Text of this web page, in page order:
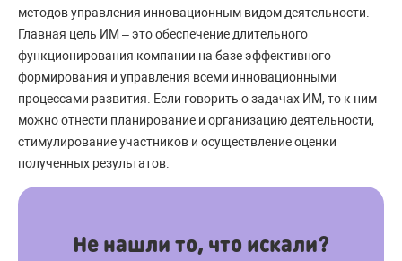
методов управления инновационным видом деятельности.
Главная цель ИМ – это обеспечение длительного
функционирования компании на базе эффективного
формирования и управления всеми инновационными
процессами развития. Если говорить о задачах ИМ, то к ним
можно отнести планирование и организацию деятельности,
стимулирование участников и осуществление оценки
полученных результатов.
Не нашли то, что искали?